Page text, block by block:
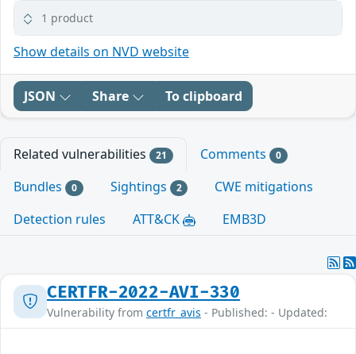
1 product
Show details on NVD website
JSON Share To clipboard
Related vulnerabilities 21 Comments 0
Bundles 0 Sightings 2
CWE mitigations
Detection rules
ATT&CK EMB3D
CERTFR-2022-AVI-330
Vulnerability from certfr_avis - Published: - Updated: